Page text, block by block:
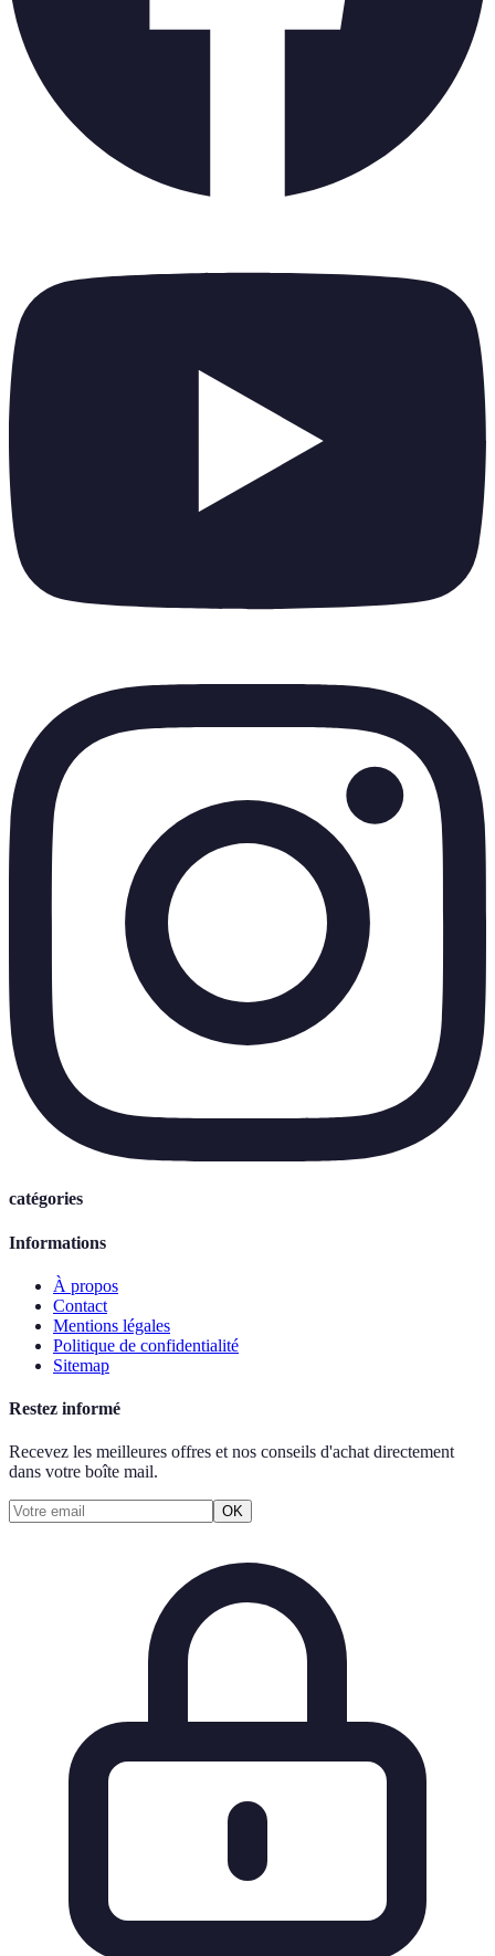
catégories
Informations
À propos
Contact
Mentions légales
Politique de confidentialité
Sitemap
Restez informé
Recevez les meilleures offres et nos conseils d'achat directement
dans votre boîte mail.
OK